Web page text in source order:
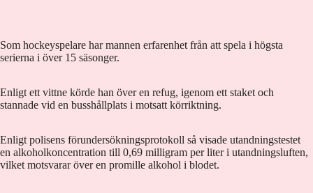
Som hockeyspelare har mannen erfarenhet från att spela i högsta
serierna i över 15 säsonger.
Enligt ett vittne körde han över en refug, igenom ett staket och
stannade vid en busshållplats i motsatt körriktning.
Enligt polisens förundersökningsprotokoll så visade utandningstestet
en alkoholkoncentration till 0,69 milligram per liter i utandningsluften,
vilket motsvarar över en promille alkohol i blodet.